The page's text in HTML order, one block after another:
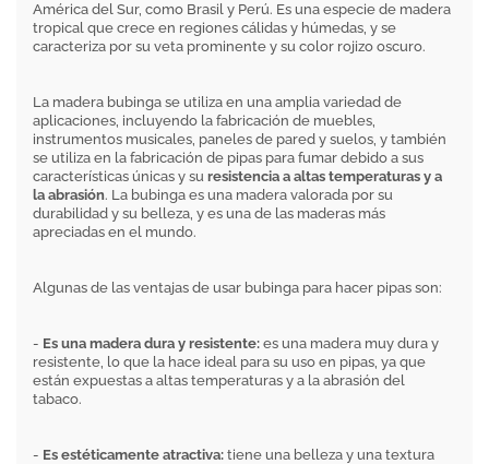
América del Sur, como Brasil y Perú. Es una especie de madera
tropical que crece en regiones cálidas y húmedas, y se
caracteriza por su veta prominente y su color rojizo oscuro.
La madera bubinga se utiliza en una amplia variedad de
aplicaciones, incluyendo la fabricación de muebles,
instrumentos musicales, paneles de pared y suelos, y también
se utiliza en la fabricación de pipas para fumar debido a sus
características únicas y su resistencia a altas temperaturas y a
la abrasión. La bubinga es una madera valorada por su
durabilidad y su belleza, y es una de las maderas más
apreciadas en el mundo.
Algunas de las ventajas de usar bubinga para hacer pipas son:
- Es una madera dura y resistente: es una madera muy dura y
resistente, lo que la hace ideal para su uso en pipas, ya que
están expuestas a altas temperaturas y a la abrasión del
tabaco.
- Es estéticamente atractiva: tiene una belleza y una textura